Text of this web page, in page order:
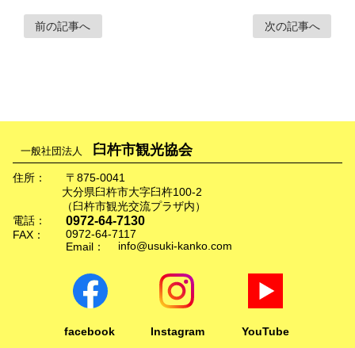
前の記事へ 次の記事へ
一般社団法人 臼杵市観光協会
住所：
〒875-0041
大分県臼杵市大字臼杵100-2
（臼杵市観光交流プラザ内）
電話：
0972-64-7130
FAX：
0972-64-7117
Email：
info@usuki-kanko.com
facebook Instagram YouTube